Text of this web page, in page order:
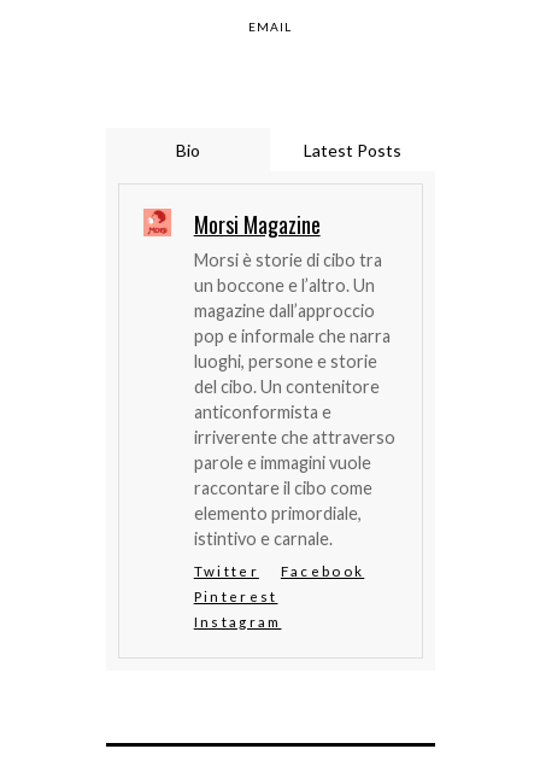
EMAIL
Bio Latest Posts
Morsi Magazine
Morsi è storie di cibo tra
un boccone e l’altro. Un
magazine dall’approccio
pop e informale che narra
luoghi, persone e storie
del cibo. Un contenitore
anticonformista e
irriverente che attraverso
parole e immagini vuole
raccontare il cibo come
elemento primordiale,
istintivo e carnale.
Twitter
Facebook
Pinterest
Instagram